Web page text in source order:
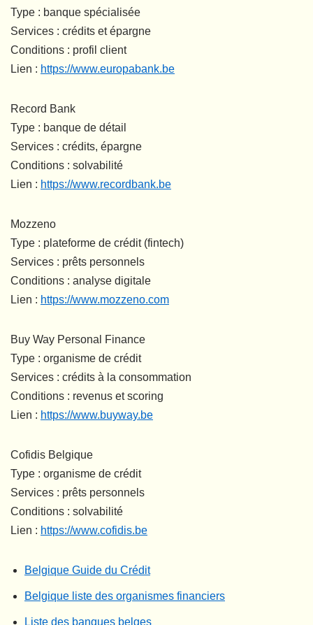
Type : banque spécialisée
Services : crédits et épargne
Conditions : profil client
Lien : https://www.europabank.be
Record Bank
Type : banque de détail
Services : crédits, épargne
Conditions : solvabilité
Lien : https://www.recordbank.be
Mozzeno
Type : plateforme de crédit (fintech)
Services : prêts personnels
Conditions : analyse digitale
Lien : https://www.mozzeno.com
Buy Way Personal Finance
Type : organisme de crédit
Services : crédits à la consommation
Conditions : revenus et scoring
Lien : https://www.buyway.be
Cofidis Belgique
Type : organisme de crédit
Services : prêts personnels
Conditions : solvabilité
Lien : https://www.cofidis.be
Belgique Guide du Crédit
Belgique liste des organismes financiers
Liste des banques belges